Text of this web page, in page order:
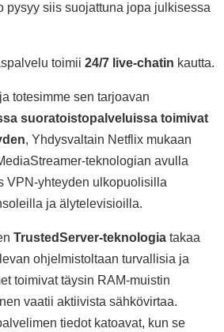
pysyy siis suojattuna jopa julkisessa
toimii 24/7 live-chatin kautta.
totesimme sen tarjoavan
suoratoistopalveluissa toimivat
, Yhdysvaltain Netflix mukaan
teknologian avulla
VPN-yhteyden ulkopuolisilla
ja älytelevisioilla.
TrustedServer-teknologia takaa
ohjelmistoltaan turvallisia ja
toimivat täysin RAM-muistin
vaatii aktiivista sähkövirtaa.
tiedot katoavat, kun se